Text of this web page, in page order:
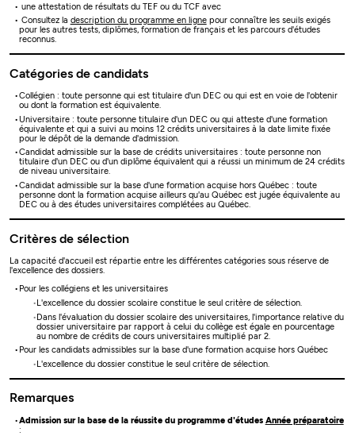
une attestation de résultats du TEF ou du TCF avec
Consultez la description du programme en lignepour connaître les seuils exigés
pour les autres tests, diplômes, formation de français et les parcours d'études
reconnus.
Catégories de candidats
Collégien : toute personne qui est titulaire d'un DEC ou qui est en voie de l'obtenir
ou dont la formation est équivalente.
Universitaire : toute personne titulaire d'un DEC ou qui atteste d'une formation
équivalente et qui a suivi au moins 12 crédits universitaires à la date limite fixée
pour le dépôt de la demande d'admission.
Candidat admissible sur la base de crédits universitaires : toute personne non
titulaire d'un DEC ou d'un diplôme équivalent qui a réussi un minimum de 24 crédits
de niveau universitaire.
Candidat admissible sur la base d'une formation acquise hors Québec : toute
personne dont la formation acquise ailleurs qu'au Québec est jugée équivalente au
DEC ou à des études universitaires complétées au Québec.
Critères de sélection
La capacité d'accueil est répartie entre les différentes catégories sous réserve de
l'excellence des dossiers.
Pour les collégiens et les universitaires
L'excellence du dossier scolaire constitue le seul critère de sélection.
Dans l'évaluation du dossier scolaire des universitaires, l'importance relative du
dossier universitaire par rapport à celui du collège est égale en pourcentage
au nombre de crédits de cours universitaires multiplié par 2.
Pour les candidats admissibles sur la base d'une formation acquise hors Québec
L'excellence du dossier constitue le seul critère de sélection.
Remarques
Admission sur la base de la réussite du programme d'études Année préparatoire
: